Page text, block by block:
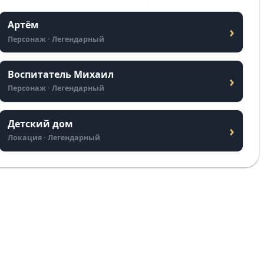
Артём
Персонаж · Легендарный ›
Воспитатель Михаил
Персонаж · Легендарный ›
Детский дом
Локация · Легендарный ›